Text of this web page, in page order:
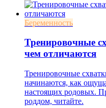
Беременность
Тренировочные
чем отличаются
Тренировочные
начинаются, как
настоящих родовых.
роддом, читайте.